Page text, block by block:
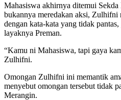
Mahasiswa akhirnya ditemui
bukannya meredakan aksi, Zulhifni
dengan kata-kata yang tidak
layaknya Preman.
“Kamu ni Mahasiswa, tapi gaya
Zulhifni.
Omongan Zulhifni ini memantik
menyebut omongan tersebut tidak
Merangin.